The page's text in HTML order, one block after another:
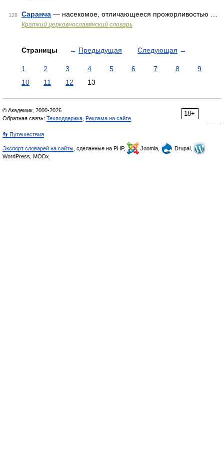
128 Саранча — насекомое, отличающееся прожорливостью …
Краткий церковнославянский словарь
Страницы ← Предыдущая Следующая →
1 2 3 4 5 6 7 8
9
10
11 12 13
18+
© Академик, 2000-2026
Обратная связь: Техподдержка Реклама на сайте
👣 Путешествия
Экспорт словарей на сайты , сделанные на PHP, Joomla,
Drupal,
WordPress, MODx.